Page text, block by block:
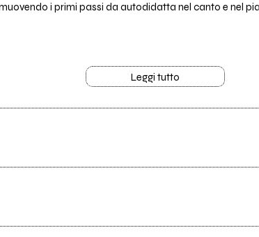
i primi passi da autodidatta nel canto e nel
Leggi tutto